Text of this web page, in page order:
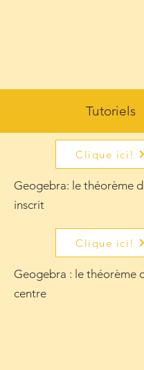
Tutoriels
Clique ici!
Geogebra: le théorème
inscrit
Clique ici!
Geogebra : le théorème
centre